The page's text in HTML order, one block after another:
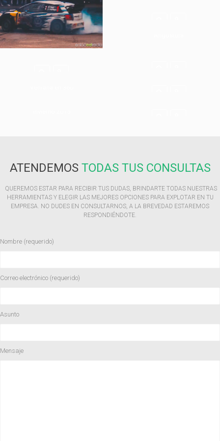
ATENDEMOS TODAS TUS CONSULTAS
QUEREMOS ESTAR PARA RECIBIR TUS DUDAS, BRINDARTE TODAS NUESTRAS
HERRAMIENTAS Y ELEGIR LAS MEJORES OPCIONES PARA EXPLOTAR EN TU
EMPRESA. NO DUDES EN CONSULTARNOS, A LA BREVEDAD ESTAREMOS
RESPONDIÉNDOTE.
Nombre (requerido)
Correo electrónico (requerido)
Asunto
Mensaje